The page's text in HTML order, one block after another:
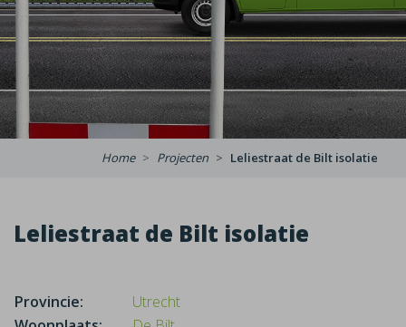
Home Projecten Leliestraat de Bilt isolatie
Leliestraat de Bilt isolatie
Provincie:
Utrecht